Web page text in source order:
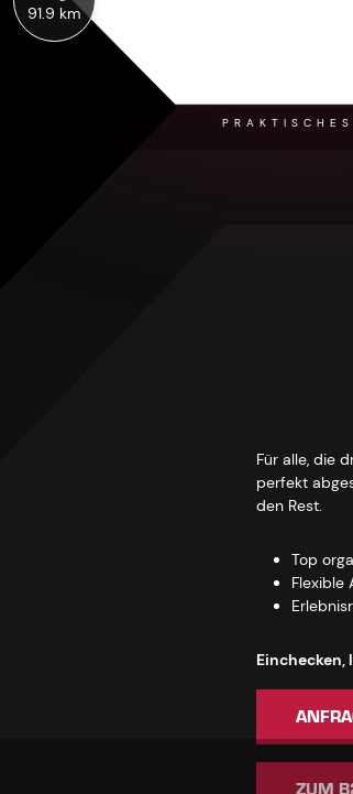
91.9 km
Für alle, die
perfekt
den Rest.
Top
Flexible